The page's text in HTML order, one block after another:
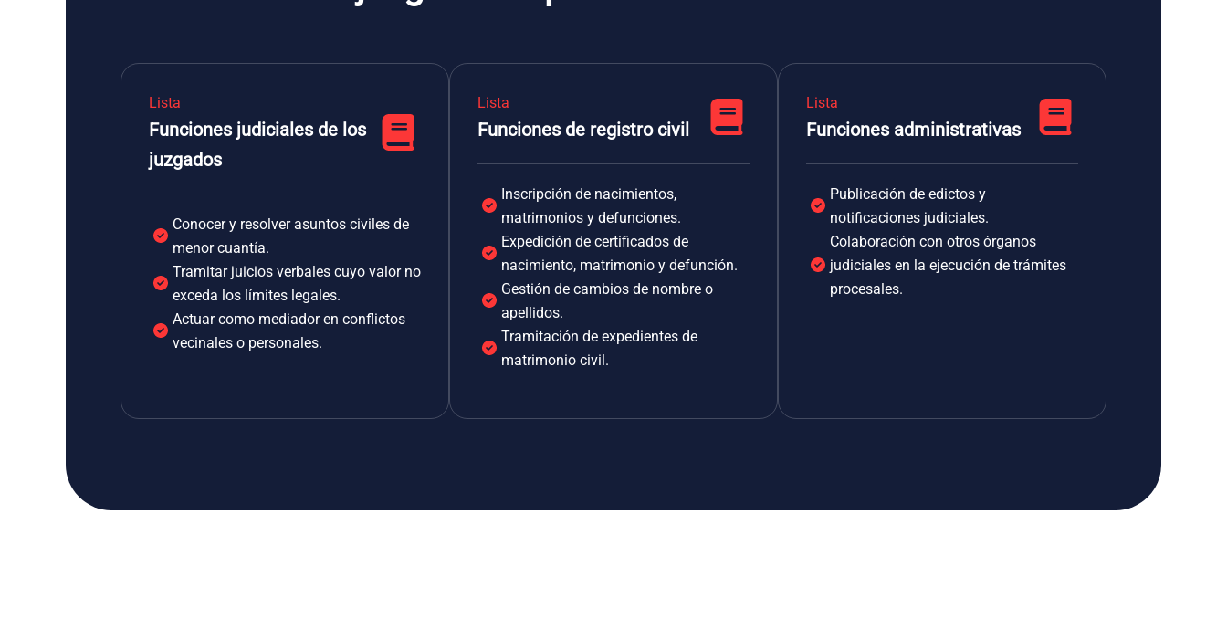
Lista
Funciones judiciales de los
juzgados
Conocer y resolver asuntos civiles de
menor cuantía.
Tramitar juicios verbales cuyo valor no
exceda los límites legales.
Actuar como mediador en conflictos
vecinales o personales.
Lista
Funciones de registro civil
Inscripción de nacimientos,
matrimonios y defunciones.
Expedición de certificados de
nacimiento, matrimonio y defunción.
Gestión de cambios de nombre o
apellidos.
Tramitación de expedientes de
matrimonio civil.
Lista
Funciones administrativas
Publicación de edictos y
notificaciones judiciales.
Colaboración con otros órganos
judiciales en la ejecución de trámites
procesales.